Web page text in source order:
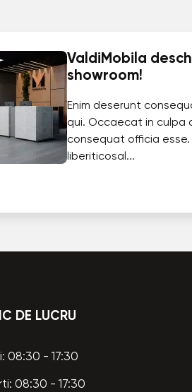
ValdiMobila
showroom!
Enim deserunt
qui. Occaecat in culpa
consequat officia esse.
liberiticosal...
DE LUCRU
08:30 - 17:30
08:30 - 17:30